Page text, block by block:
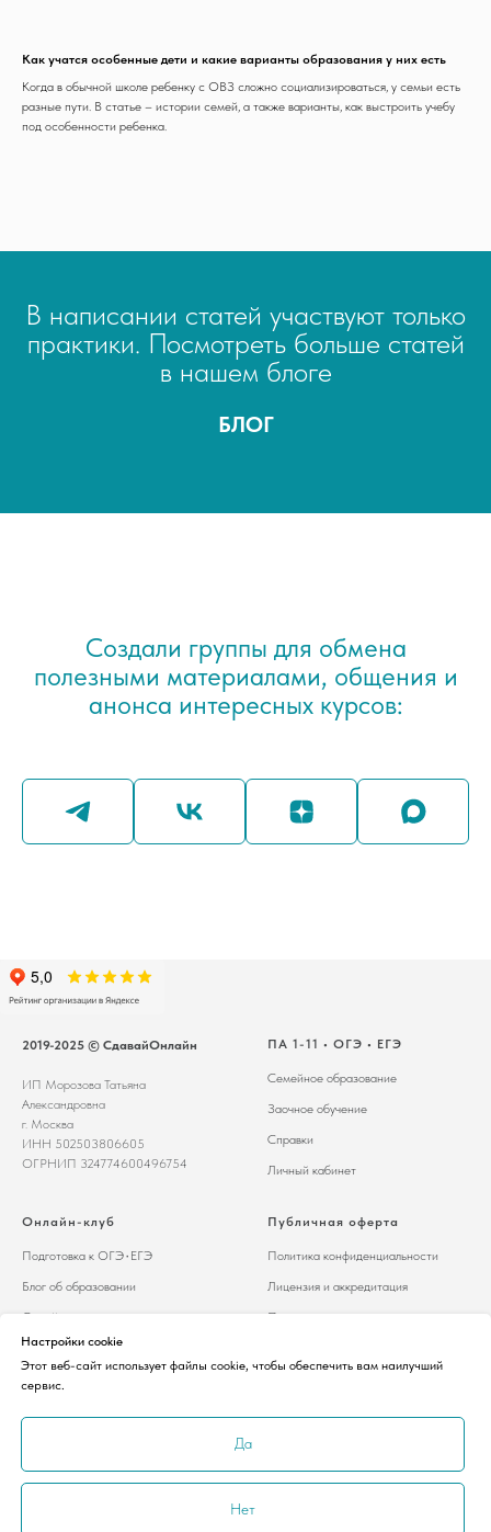
Как учатся особенные дети и какие варианты образования у них есть
Когда в обычной школе ребенку с ОВЗ сложно социализироваться, у семьи есть
разные пути. В статье – истории семей, а также варианты, как выстроить учебу
под особенности ребенка.
В написании статей участвуют только
практики. Посмотреть больше статей
в нашем блоге
БЛОГ
Создали группы для обмена
полезными материалами, общения и
анонса интересных курсов:
Настройки cookie
Этот веб-сайт использует файлы cookie, чтобы обеспечить вам наилучший
сервис.
Да
Нет
2019-2025 © СдавайОнлайн
ИП Морозова Татьяна
Александровна
г. Москва
ИНН 502503806605
ОГРНИП 324774600496754
ПА 1-11 • ОГЭ • ЕГЭ
Семейное образование
Заочное обучение
Справки
Личный кабинет
Онлайн-клуб
Подготовка к ОГЭ۰ЕГЭ
Блог об образовании
Семейным нешколам
Отзывы
Публичная оферта
Политика конфиденциальности
Лицензия и аккредитация
Партнеры и друзья